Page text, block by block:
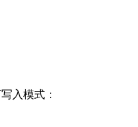
入模式：